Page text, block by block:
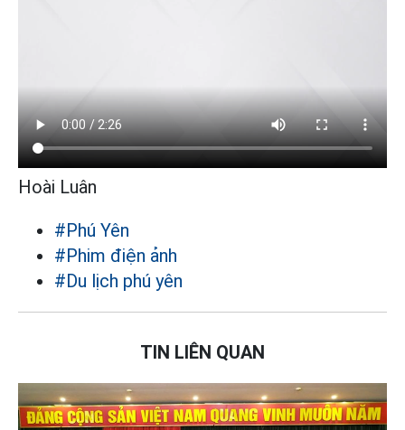
Hoài Luân
#Phú Yên
#Phim điện ảnh
#Du lịch phú yên
TIN LIÊN QUAN